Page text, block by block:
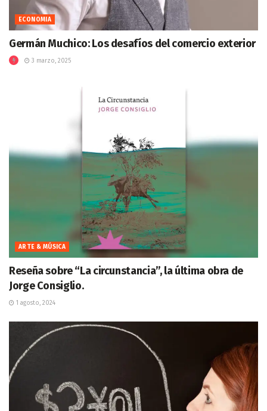
ECONOMIA
Germán Muchico: Los desafíos del comercio exterior
3 marzo, 2025
ARTE & MÚSICA
Reseña sobre “La circunstancia”, la última obra de
Jorge Consiglio.
1 agosto, 2024